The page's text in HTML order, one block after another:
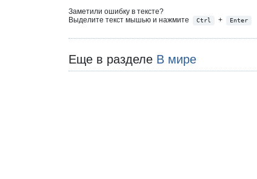
Заметили ошибку в тексте?
Выделите текст мышью и нажмите
Ctrl + Enter
Еще в разделе В мире